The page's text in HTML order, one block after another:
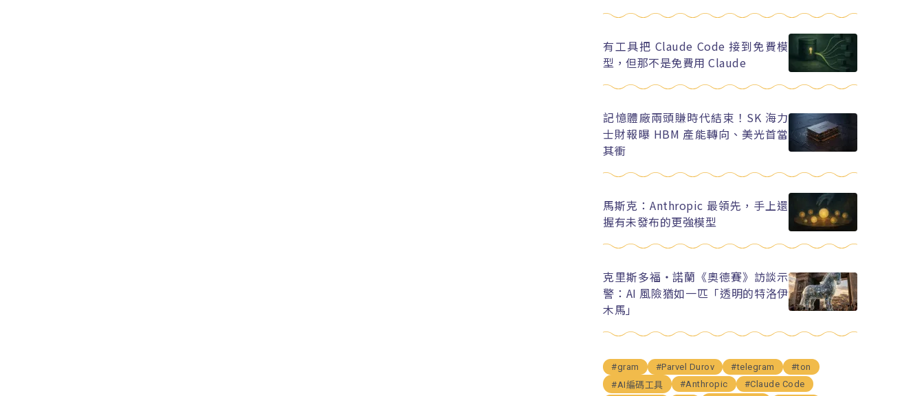
有工具把 Claude Code 接到免費模
型，但那不是免費用 Claude
記憶體廠兩頭賺時代結束！SK 海力
士財報曝 HBM 產能轉向、美光首當
其衝
馬斯克：Anthropic 最領先，手上還
握有未發布的更強模型
克里斯多福・諾蘭《奧德賽》訪談示
警：AI 風險猶如一匹「透明的特洛伊
木馬」
#gram #Parvel Durov #telegram
#ton
#AI編碼工具
#Anthropic
#Claude Code